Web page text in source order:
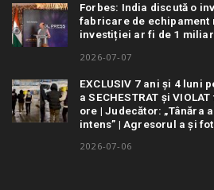
Forbes: India discută o
fabricare de echipament
investiției ar fi de 1
2026-07-07
EXCLUSIV 7 ani și 4 luni
a SECHESTRAT și
ore | Judecător: „Tânăra
intens” | Agresorul a și
2026-07-06